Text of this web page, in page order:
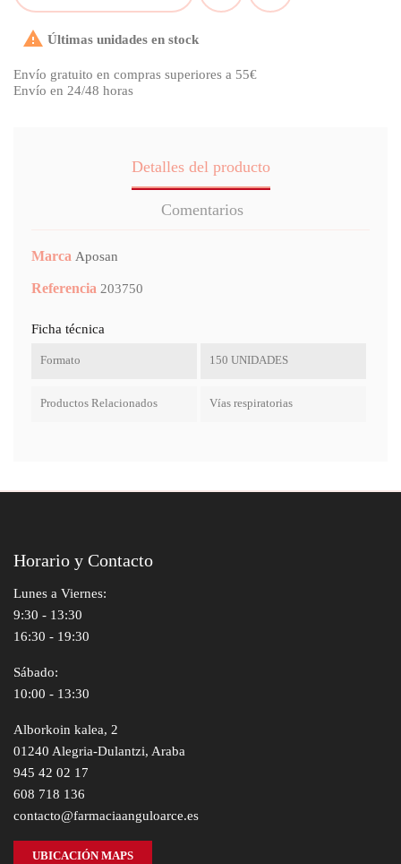
 Últimas unidades en stock
Envío gratuito en compras superiores a 55€
Envío en 24/48 horas
Detalles del producto
Comentarios
Marca Aposan
Referencia 203750
Ficha técnica
Formato 150 UNIDADES
Productos Relacionados Vías respiratorias
Horario y Contacto
Lunes a Viernes:
9:30 - 13:30
16:30 - 19:30
Sábado:
10:00 - 13:30
Alborkoin kalea, 2
01240 Alegria-Dulantzi, Araba
945 42 02 17
608 718 136
contacto@farmaciaanguloarce.es
UBICACIÓN MAPS